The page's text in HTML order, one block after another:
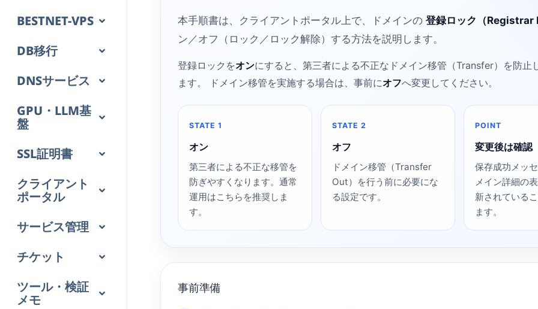
BESTNET-VPS
DB移行
DNSサービス
GPU・LLM基
盤
SSL証明書
クライアント
ポータル
サービス管理
チケット
ツール・検証
メモ
本手順書は、クライアントポータル上で、ドメインの登録ロック（Registrar
ン／オフ（ロック／ロック解除）する方法を説明します。
登録ロックをオンにすると、第三者による不正なドメイン移管（Transfer）を防止
ます。 ドメイン移管を実施する場合は、事前にオフへ変更してください。
STATE 1
オン
第三者による不正な移管を
防ぎやすくなります。通常
運用はこちらを推奨しま
す。
STATE 2
オフ
ドメイン移管（Transfer
Out）を行う前に必要にな
る設定です。
POINT
変更後は確認
保存成功メッ
メイン詳細の
新されている
ます。
事前準備